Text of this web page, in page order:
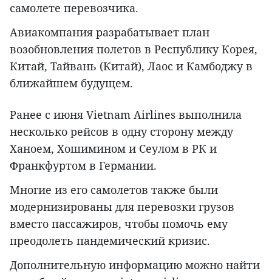
самолете перевозчика.
Авиакомпания разрабатывает план
возобновления полетов в Республику Корея,
Китай, Тайвань (Китай), Лаос и Камбоджу в
ближайшем будущем.
Ранее с июня Vietnam Airlines выполнила
несколько рейсов в одну сторону между
Ханоем, Хошимином и Сеулом в РК и
Франкфуртом в Германии.
Многие из его самолетов также были
модернизированы для перевозки грузов
вместо пассажиров, чтобы помочь ему
преодолеть пандемический кризис.
Дополнительную информацию можно найти